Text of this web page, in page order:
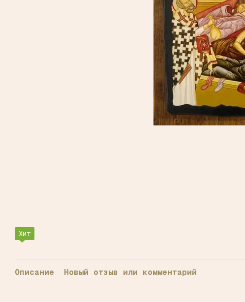
Хит
Описание Новый отзыв или комментарий